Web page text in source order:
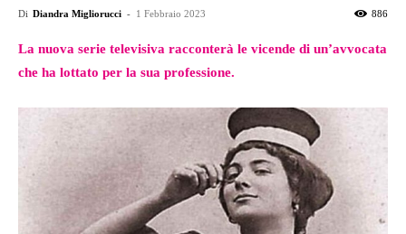
Di Diandra Migliorucci - 1 Febbraio 2023 886
La nuova serie televisiva racconterà le vicende di un’avvocata
che ha lottato per la sua professione.